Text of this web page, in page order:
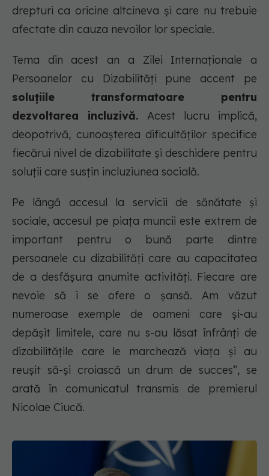
drepturi ca oricine altcineva și care nu trebuie
afectate din cauza nevoilor lor speciale.
Tema din acest an a Zilei Internaționale a
Persoanelor cu Dizabilități pune accent pe
soluțiile transformatoare pentru
dezvoltarea incluzivă. Acest lucru implică,
deopotrivă, cunoașterea dificultăților specifice
fiecărui nivel de dizabilitate și deschidere pentru
soluții care susțin incluziunea socială.
Pe lângă accesul la servicii de sănătate și
sociale, accesul pe piața muncii este extrem de
important pentru o bună parte dintre
persoanele cu dizabilități care au capacitatea
de a desfășura anumite activități. Fiecare are
nevoie să i se ofere o șansă. Am văzut
numeroase exemple de oameni care și-au
depășit limitele, care nu s-au lăsat înfrânți de
dizabilitățile care le marchează viața și au
reușit să-și croiască un drum de succes”, se
arată în comunicatul transmis de premierul
Nicolae Ciucă.